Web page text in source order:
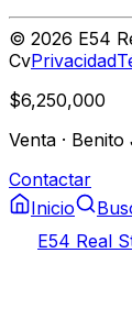
© 2026 E54
CvPrivacidad
$6,250,000
Venta · Benito
Contactar
Inicio
E54 Real